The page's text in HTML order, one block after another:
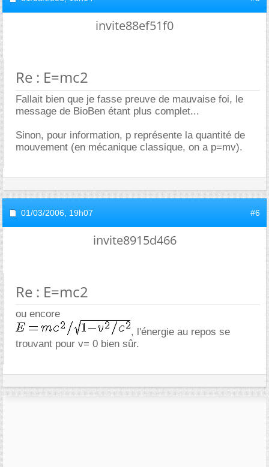
invite88ef51f0
Re : E=mc2
Fallait bien que je fasse preuve de mauvaise foi, le
message de BioBen étant plus complet...
Sinon, pour information, p représente la quantité de
mouvement (en mécanique classique, on a p=mv).
01/03/2006, 19h07 #6
invite8915d466
Re : E=mc2
ou encore
, l'énergie au repos se
trouvant pour v= 0 bien sûr.